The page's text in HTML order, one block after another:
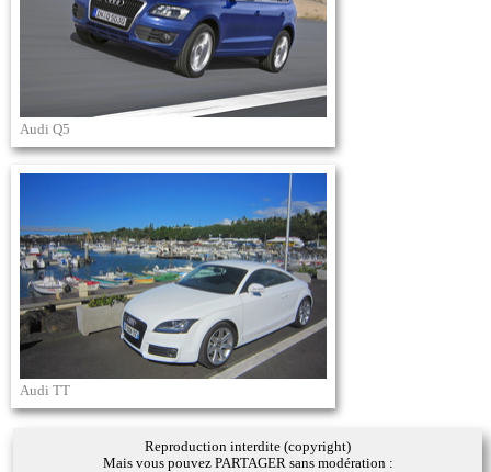
Audi Q5
Audi TT
Reproduction interdite (copyright)
Mais vous pouvez PARTAGER sans modération :